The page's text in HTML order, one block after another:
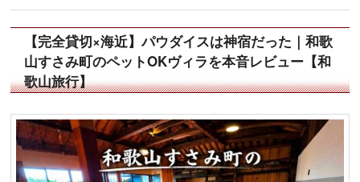
【完全貸切×海近】パウダイスは神宿だった｜和歌
山すさみ町のペットOKヴィラを本音レビュー【和
歌山旅行】